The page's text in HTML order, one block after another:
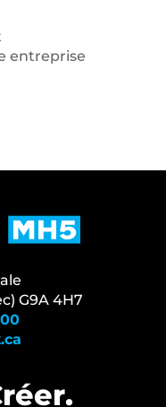
entreprise
G9A 4H7